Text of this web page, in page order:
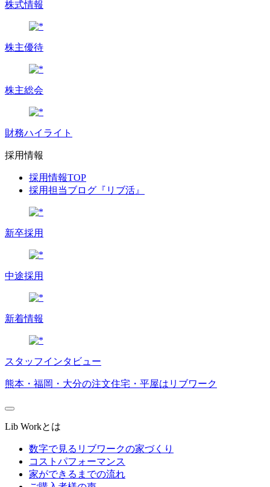
株式情報
株主優待
株主総会
財務ハイライト
採用情報
採用情報TOP
採用担当ブログ『リブ活』
新卒採用
中途採用
新着情報
スタッフインタビュー
熊本・福岡・大分の注文住宅・平屋はリブワーク
Lib Workとは
数字で見るリブワークの家づくり
コストパフォーマンス
家ができるまでの流れ